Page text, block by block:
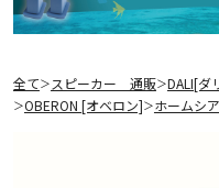
全て＞ スピーカー 通販＞DALI[ダ
＞OBERON [オベロン]＞ホームシ